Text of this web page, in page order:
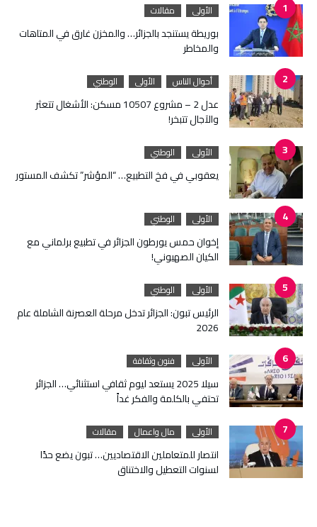
الأولى مقالات
بوريطة يستنجد بالجزائر… والمخزن غارق في المتاهات
والمخاطر
أحوال الناس الأولى الوطني
عدل 2 – مشروع 10507 مسكن: الأشغال تتعثر
والآجال تتبخر!
الأولى الوطني
يعقوبي في فخ التطبيع… “المؤشر” تكشف المستور
الأولى الوطني
إخوان حمس يورطون الجزائر في تطبيع برلماني مع
الكيان الصهيوني!
الأولى الوطني
الرئيس تبون: الجزائر تدخل مرحلة العصرنة الشاملة عام
2026
الأولى فنون وثقافة
سيلا 2025 يستعد ليوم ثقافي استثنائي… الجزائر
تحتفي بالكلمة والفكر غداً
الأولى مال واعمال مقالات
انتصار للمتعاملين الاقتصاديين… تبون يضع حدًا
لسنوات التعطيل والاختناق